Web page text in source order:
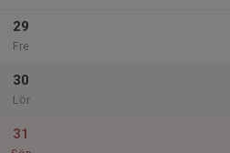
29
Fre
30
Lör
31